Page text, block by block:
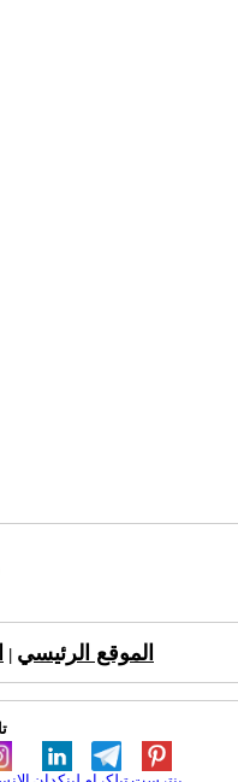
الموقع الرئيسي